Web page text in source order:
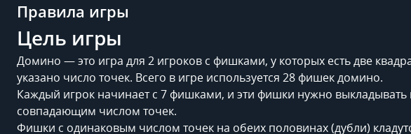
Правила игры
Цель игры
Домино — это игра для 2 игроков с фишками, у которых есть две
указано число точек. Всего в игре используется 28 фишек домино.
Каждый игрок начинает с 7 фишками, и эти фишки нужно
совпадающим числом точек.
Фишки с одинаковым числом точек на обеих половинах (дубли)